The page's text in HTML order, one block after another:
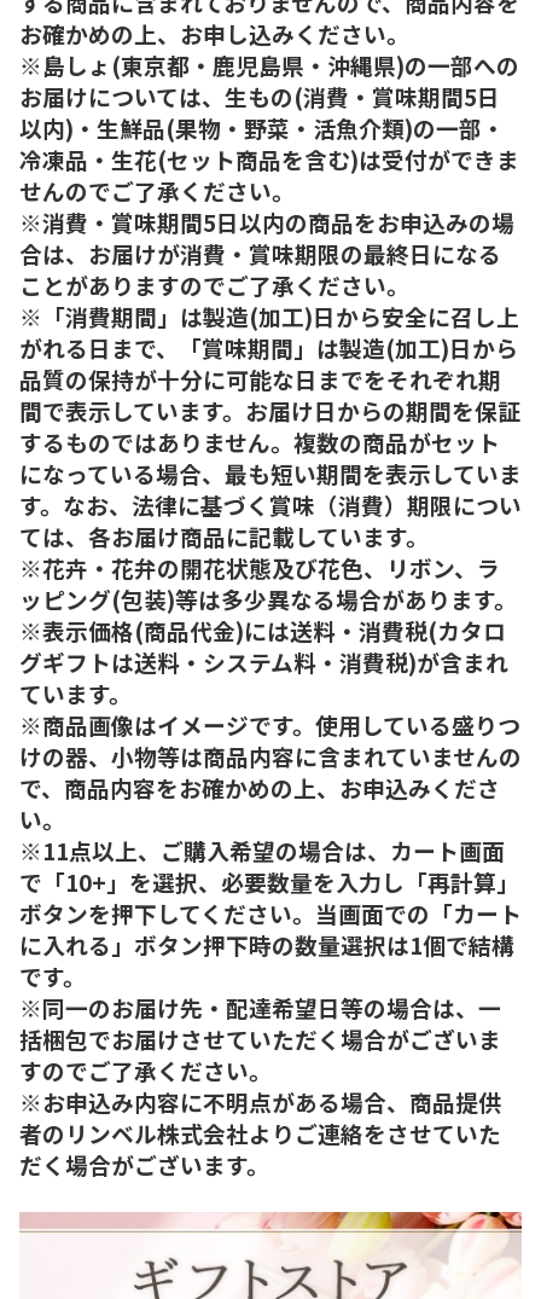
お確かめの上、お申し込みください。
※島しょ(東京都・鹿児島県・沖縄県)の一部への
お届けについては、生もの(消費・賞味期間5日
以内)・生鮮品(果物・野菜・活魚介類)の一部・
冷凍品・生花(セット商品を含む)は受付ができま
せんのでご了承ください。
※消費・賞味期間5日以内の商品をお申込みの場
合は、お届けが消費・賞味期限の最終日になる
ことがありますのでご了承ください。
※「消費期間」は製造(加工)日から安全に召し上
がれる日まで、「賞味期間」は製造(加工)日から
品質の保持が十分に可能な日までをそれぞれ期
間で表示しています。お届け日からの期間を保証
するものではありません。複数の商品がセット
になっている場合、最も短い期間を表示していま
す。なお、法律に基づく賞味（消費）期限につい
ては、各お届け商品に記載しています。
※花卉・花弁の開花状態及び花色、リボン、ラ
ッピング(包装)等は多少異なる場合があります。
※表示価格(商品代金)には送料・消費税(カタロ
グギフトは送料・システム料・消費税)が含まれ
ています。
※商品画像はイメージです。使用している盛りつ
けの器、小物等は商品内容に含まれていませんの
で、商品内容をお確かめの上、お申込みくださ
い。
※11点以上、ご購入希望の場合は、カート画面
で「10+」を選択、必要数量を入力し「再計算」
ボタンを押下してください。当画面での「カート
に入れる」ボタン押下時の数量選択は1個で結構
です。
※同一のお届け先・配達希望日等の場合は、一
括梱包でお届けさせていただく場合がございま
すのでご了承ください。
※お申込み内容に不明点がある場合、商品提供
者のリンベル株式会社よりご連絡をさせていた
だく場合がございます。